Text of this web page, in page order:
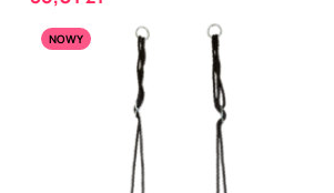
NOWY